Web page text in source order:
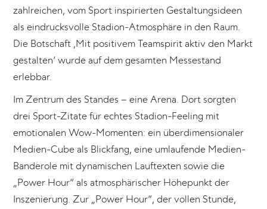
zahlreichen, vom Sport inspirierten Gestaltungsideen
als eindrucksvolle Stadion-Atmosphäre in den Raum.
Die Botschaft ‚Mit positivem Teamspirit aktiv den Markt
gestalten‘ wurde auf dem gesamten Messestand
erlebbar.
Im Zentrum des Standes – eine Arena. Dort sorgten
drei Sport-Zitate für echtes Stadion-Feeling mit
emotionalen Wow-Momenten: ein überdimensionaler
Medien-Cube als Blickfang, eine umlaufende Medien-
Banderole mit dynamischen Lauftexten sowie die
„Power Hour“ als atmosphärischer Höhepunkt der
Inszenierung. Zur „Power Hour“, der vollen Stunde,